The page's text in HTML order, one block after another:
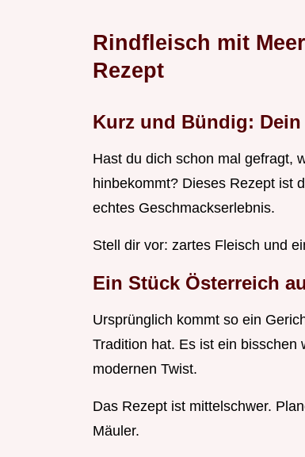
Rindfleisch mit
Rezept
Kurz und Bündig:
Hast du dich schon mal gefragt,
hinbekommt? Dieses Rezept ist
echtes Geschmackserlebnis.
Stell dir vor: zartes Fleisch und
Ein Stück Österreich
Ursprünglich kommt so ein
Tradition hat. Es ist ein bisschen
modernen Twist.
Das Rezept ist mittelschwer.
Mäuler.